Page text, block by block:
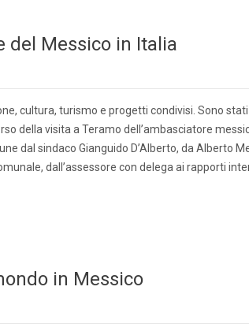
del Messico in Italia
cultura, turismo e progetti condivisi. Sono
della visita a Teramo dell’ambasciatore
dal sindaco Gianguido D’Alberto, da Alberto
dall’assessore con delega ai rapporti
in Messico